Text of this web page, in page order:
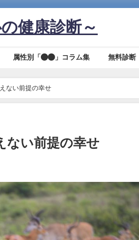
健康診断～
属性別「●●」コラム集 無料診断
ない前提の幸せ
ない前提の幸せ